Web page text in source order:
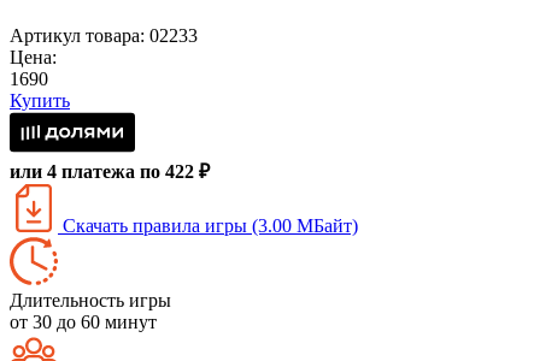
Артикул товара: 02233
Цена:
1690
Купить
или 4 платежа по 422 ₽
Скачать правила игры (3.00 МБайт)
Длительность игры
от 30 до 60 минут